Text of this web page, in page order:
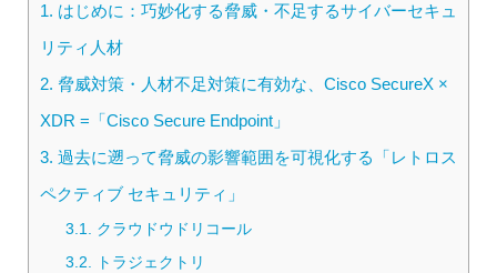
1. はじめに：巧妙化する脅威・不足するサイバーセキュ
リティ人材
2. 脅威対策・人材不足対策に有効な、Cisco SecureX ×
XDR =「Cisco Secure Endpoint」
3. 過去に遡って脅威の影響範囲を可視化する「レトロス
ペクティブ セキュリティ」
3.1. クラウドウドリコール
3.2. トラジェクトリ